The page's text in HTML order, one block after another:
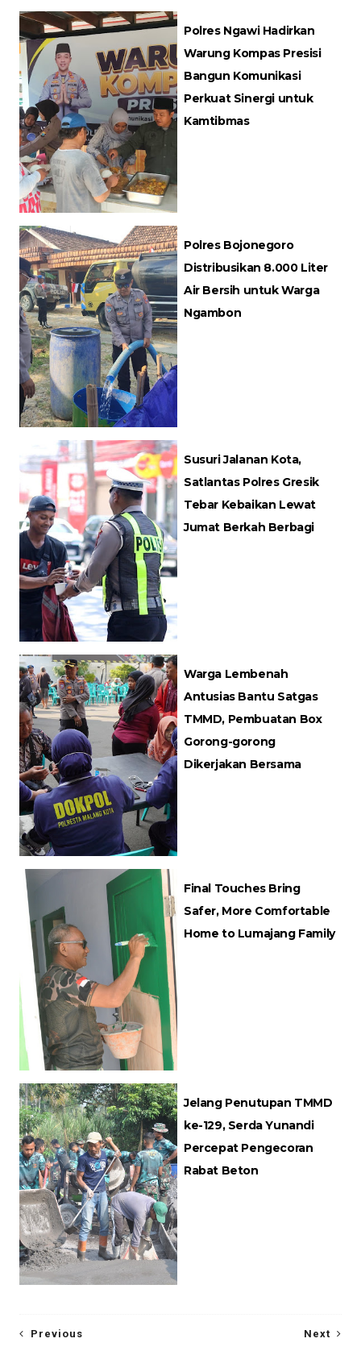
Polres Ngawi Hadirkan
Warung Kompas Presisi
Bangun Komunikasi
Perkuat Sinergi untuk
Kamtibmas
Polres Bojonegoro
Distribusikan 8.000 Liter
Air Bersih untuk Warga
Ngambon
Susuri Jalanan Kota,
Satlantas Polres Gresik
Tebar Kebaikan Lewat
Jumat Berkah Berbagi
Warga Lembenah
Antusias Bantu Satgas
TMMD, Pembuatan Box
Gorong-gorong
Dikerjakan Bersama
Final Touches Bring
Safer, More Comfortable
Home to Lumajang Family
Jelang Penutupan TMMD
ke-129, Serda Yunandi
Percepat Pengecoran
Rabat Beton
Next
Previous